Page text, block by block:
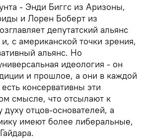
- Энди Биггс из Аризоны,
и Лорен Боберт из
депутатский альянс
с американской точки зрения,
альянс. Но
идеология - он
и прошлое, а они в каждой
консервативны эти
смысле, что отсылают к
духу отцов-основателей, а
имеют более либеральные,